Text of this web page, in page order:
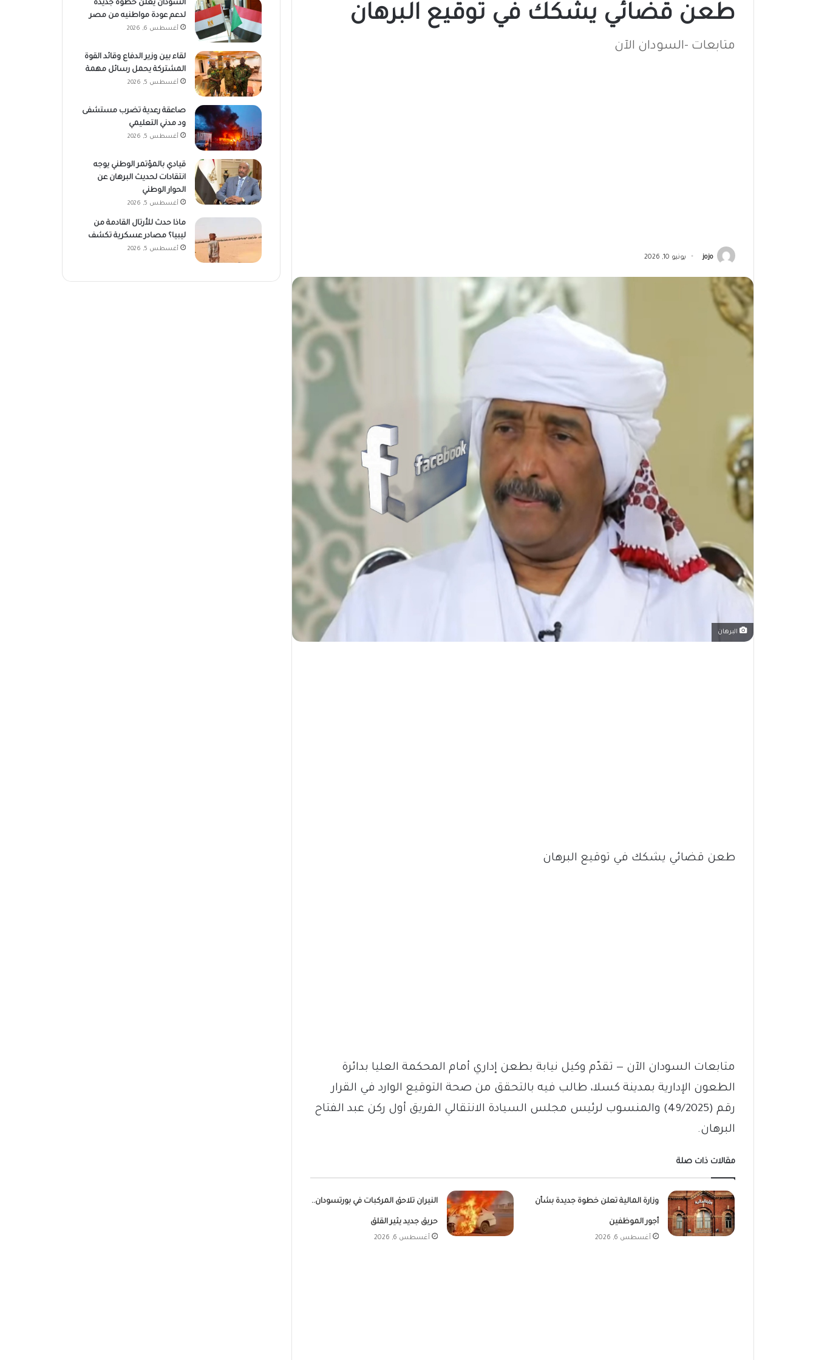
طعن قضائي يشكك في توقيع البرهان
متابعات -السودان الآن
jojo يونيو 10, 2026
البرهان
طعن قضائي يشكك في توقيع البرهان
متابعات السودان الآن — تقدّم وكيل نيابة بطعن إداري أمام المحكمة العليا بدائرة
الطعون الإدارية بمدينة كسلا، طالب فيه بالتحقق من صحة التوقيع الوارد في القرار
رقم (49/2025) والمنسوب لرئيس مجلس السيادة الانتقالي الفريق أول ركن عبد الفتاح
البرهان.
مقالات ذات صلة
وزارة المالية تعلن خطوة جديدة بشأن
أجور الموظفين
أغسطس 6, 2026
النيران تلاحق المركبات في بورتسودان..
حريق جديد يثير القلق
أغسطس 6, 2026
السودان يعلن خطوة جديدة
لدعم عودة مواطنيه من مصر
أغسطس 6, 2026
لقاء بين وزير الدفاع وقائد القوة
المشتركة يحمل رسائل مهمة
أغسطس 5, 2026
صاعقة رعدية تضرب مستشفى
ود مدني التعليمي
أغسطس 5, 2026
قيادي بالمؤتمر الوطني يوجه
انتقادات لحديث البرهان عن
الحوار الوطني
أغسطس 5, 2026
ماذا حدث للأرتال القادمة من
ليبيا؟ مصادر عسكرية تكشف
أغسطس 5, 2026